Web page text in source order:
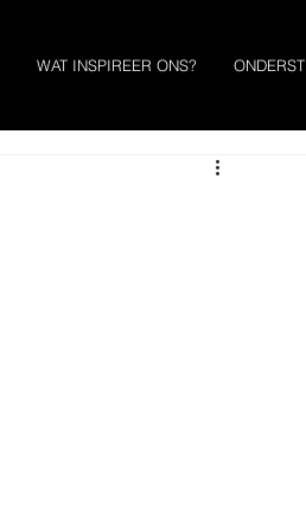
WAT INSPIREER ONS?